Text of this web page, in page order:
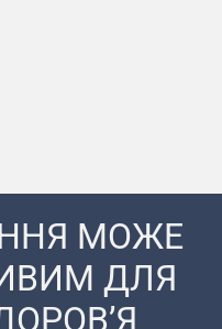
МОЖЕ
ДЛЯ